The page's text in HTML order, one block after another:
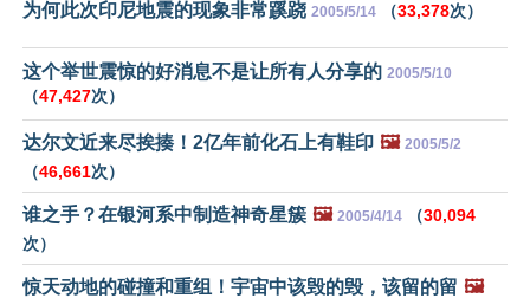
为何此次印尼地震的现象非常蹊跷 2005/5/14 （33,378次）
这个举世震惊的好消息不是让所有人分享的 2005/5/10
（47,427次）
达尔文近来尽挨揍！2亿年前化石上有鞋印 🖼️ 2005/5/2
（46,661次）
谁之手？在银河系中制造神奇星簇 🖼️ 2005/4/14 （30,094
次）
惊天动地的碰撞和重组！宇宙中该毁的毁，该留的留 🖼️